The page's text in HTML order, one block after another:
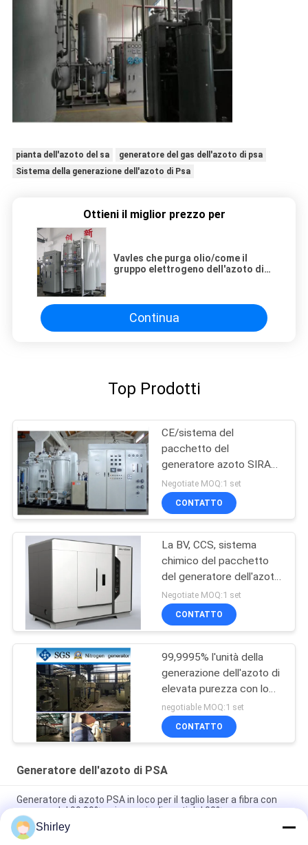
pianta dell'azoto del sa
generatore del gas dell'azoto di psa
Sistema della generazione dell'azoto di Psa
Ottieni il miglior prezzo per
Vavles che purga olio/come il
gruppo elettrogeno dell'azoto di
Continua
Top Prodotti
CE/sistema del
pacchetto del
generatore azoto SIRA
Oil Gas/di iso PSA
Negotiate MOQ:1 set
CONTATTO
La BV, CCS, sistema
chimico del pacchetto
del generatore dell'azoto
del CE
Negotiate MOQ:1 set
CONTATTO
99,9995% l'unità della
generazione dell'azoto di
elevata purezza con lo
SGS/CCS ha approvato
negotiable MOQ:1 set
CONTATTO
Generatore dell'azoto di PSA
Generatore di azoto PSA in loco per il taglio laser a fibra con
purezza del 99,99% e risparmio di costi del 90%
Operazione automatizzata portatile dell'impianto di gas
Shirley